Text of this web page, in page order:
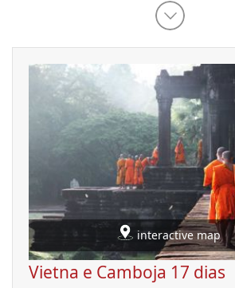
interactive map
Vietna e Camboja 17 dias